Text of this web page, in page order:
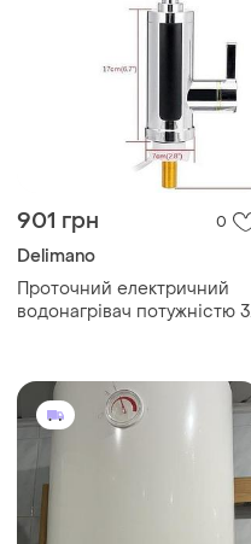
901 грн 0
Delimano
Проточний електричний
водонагрівач потужністю 3
water heater gn-25